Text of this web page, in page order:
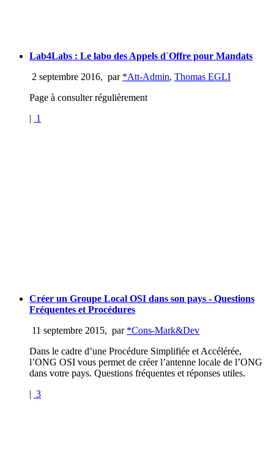
Lab4Labs : Le labo des Appels d´Offre pour Mandats
2 septembre 2016, par *Att-Admin, Thomas EGLI
Page à consulter régulièrement
| 1
Créer un Groupe Local OSI dans son pays - Questions
Fréquentes et Procédures
11 septembre 2015, par *Cons-Mark&Dev
Dans le cadre d’une Procédure Simplifiée et Accélérée,
l’ONG OSI vous permet de créer l’antenne locale de l’ONG
dans votre pays. Questions fréquentes et réponses utiles.
| 3